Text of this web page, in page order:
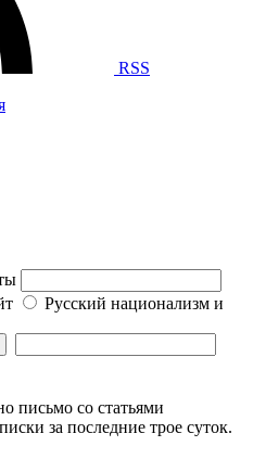
RSS
Русский национализм и
письмо со статьями
за последние трое суток.